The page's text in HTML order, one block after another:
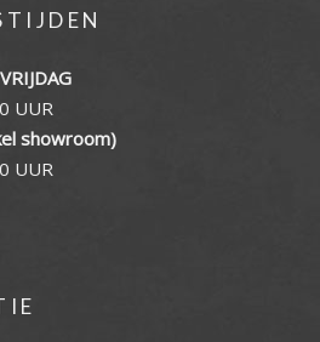
UUR
showroom)
UUR